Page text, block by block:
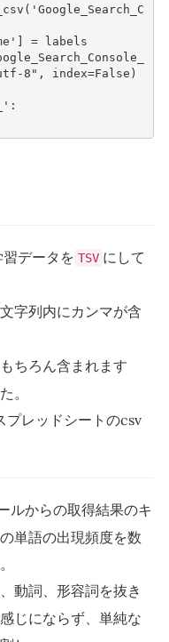
( 'Google_Search_C
] =
labels
8" , index=False )
:
データを TSV にして
字列内にカンマが含
ちろん含まれます
。
レッドシートのcsv
ルからの取得結果のキ
単語の出現頻度を数
動詞、形容詞を抜き
じにならず、単純な